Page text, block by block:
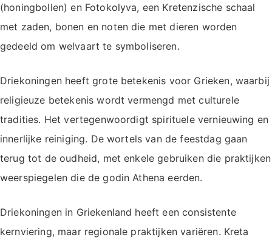
(honingbollen) en Fotokolyva, een Kretenzische schaal
met zaden, bonen en noten die met dieren worden
gedeeld om welvaart te symboliseren.
Driekoningen heeft grote betekenis voor Grieken, waarbij
religieuze betekenis wordt vermengd met culturele
tradities. Het vertegenwoordigt spirituele vernieuwing en
innerlijke reiniging. De wortels van de feestdag gaan
terug tot de oudheid, met enkele gebruiken die praktijken
weerspiegelen die de godin Athena eerden.
Driekoningen in Griekenland heeft een consistente
kernviering, maar regionale praktijken variëren. Kreta